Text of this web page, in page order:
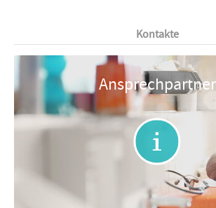
Kontakte
Ansprechpartner